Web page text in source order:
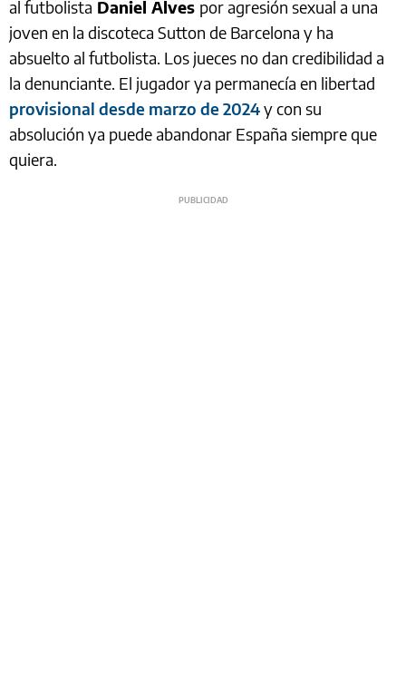
al futbolista Daniel Alves por agresión sexual a una
joven en la discoteca Sutton de Barcelona y ha
absuelto al futbolista. Los jueces no dan credibilidad a
la denunciante. El jugador ya permanecía en libertad
provisional desde marzo de 2024y con su
absolución ya puede abandonar España siempre que
quiera.